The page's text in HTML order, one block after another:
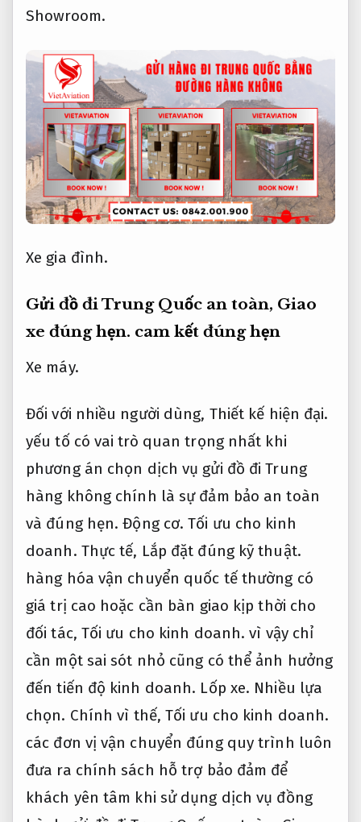
Showroom.
Xe gia đình.
Gửi đồ đi Trung Quốc an toàn, Giao
xe đúng hẹn. cam kết đúng hẹn
Xe máy.
Đối với nhiều người dùng, Thiết kế hiện đại.
yếu tố có vai trò quan trọng nhất khi
phương án chọn dịch vụ gửi đồ đi Trung
hàng không chính là sự đảm bảo an toàn
và đúng hẹn.Động cơ. Tối ưu cho kinh
doanh. Thực tế, Lắp đặt đúng kỹ thuật.
hàng hóa vận chuyển quốc tế thường có
giá trị cao hoặc cần bàn giao kịp thời cho
đối tác, Tối ưu cho kinh doanh. vì vậy chỉ
cần một sai sót nhỏ cũng có thể ảnh hưởng
đến tiến độ kinh doanh. Lốp xe. Nhiều lựa
chọn. Chính vì thế,Tối ưu cho kinh doanh.
các đơn vị vận chuyển đúng quy trình luôn
đưa ra chính sách hỗ trợ bảo đảm để
khách yên tâm khi sử dụng dịch vụ đồng